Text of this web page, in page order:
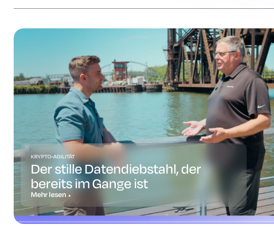
KRYPTO-AGILITÄT
Der stille Datendiebstahl, der
bereits im Gange ist
Mehr lesen